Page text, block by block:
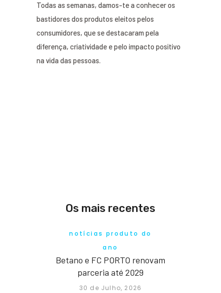
Todas as semanas, damos-te a conhecer os
bastidores dos produtos eleitos pelos
consumidores, que se destacaram pela
diferença, criatividade e pelo impacto positivo
na vida das pessoas.
Os mais recentes
notícias produto do
ano
Betano e FC PORTO renovam
parceria até 2029
30 de Julho, 2026